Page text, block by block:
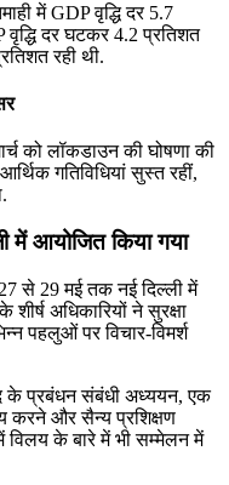
में GDP वृद्धि दर 5.7
वृद्धि दर घटकर 4.2 प्रतिशत
रही थी.
को लॉकडाउन की घोषणा की
गतिविधियां सुस्त रहीं,
में आयोजित किया गया
से 29 मई तक नई दिल्‍ली में
अधिकारियों ने सुरक्षा
पहलुओं पर विचार-विमर्श
के प्रबंधन संबंधी अध्‍ययन, एक
करने और सैन्‍य प्रशिक्षण
विलय के बारे में भी सम्‍मेलन में